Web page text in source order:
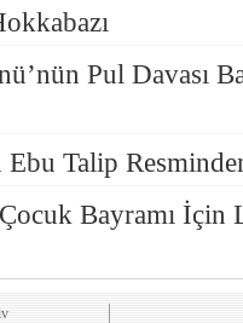
Pul Davası
Talip
Bayramı İçin